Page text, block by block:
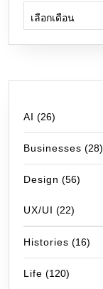
AI (26)
Businesses (28)
Design (56)
UX/UI (22)
Histories (16)
Life (120)